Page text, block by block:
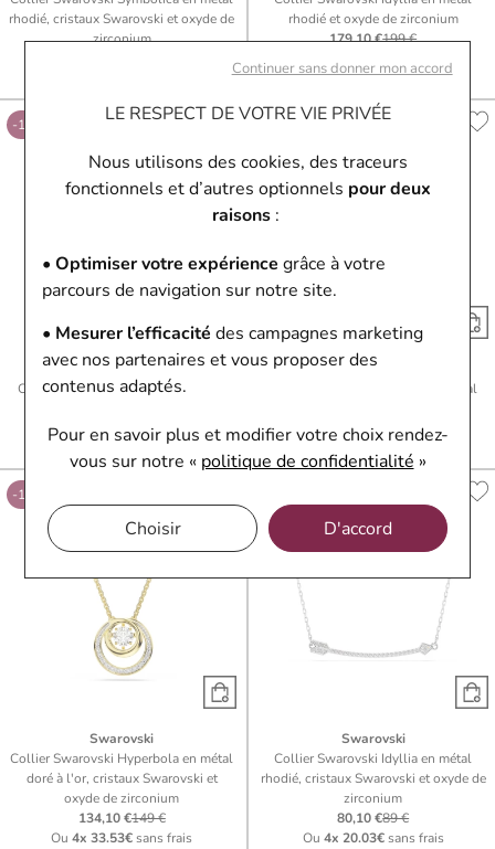
Continuer sans donner mon accord
LE RESPECT DE VOTRE VIE PRIVÉE
Nous utilisons des cookies, des traceurs
fonctionnels et d’autres optionnels pour deux
raisons:
• Optimiser votre expérience grâce à votre
parcours de navigation sur notre site.
• Mesurer l’efficacité des campagnes marketing
avec nos partenaires et vous proposer des
contenus adaptés.
Pour en savoir plus et modifier votre choix rendez-
vous sur notre « politique de confidentialité »
Choisir D'accord
rhodié, cristaux Swarovski et oxyde de
zirconium
rhodié et oxyde de zirconium
179,10 €199 €
-10%
Swarovski
Collier Swarovski Chroma en métal
107,10 €119 €
sans frais
-10%
Swarovski
Collier Swarovski Chroma en métal
89,10 €99 €
-10%
Swarovski
Collier Swarovski Hyperbola en métal
doré à l'or, cristaux Swarovski et
oxyde de zirconium
134,10 €149 €
Ou4x 33.53€sans frais
Swarovski
Collier Swarovski Idyllia en métal
rhodié, cristaux Swarovski et oxyde de
zirconium
80,10 €89 €
Ou 4x 20.03€sans frais